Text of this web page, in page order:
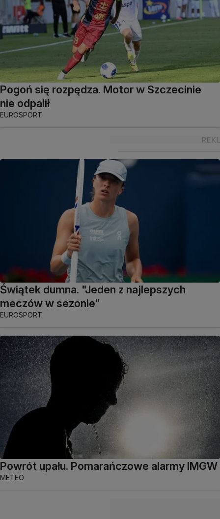
Pogoń się rozpędza. Motor w Szczecinie
nie odpalił
EUROSPORT
Świątek dumna. "Jeden z najlepszych
meczów w sezonie"
EUROSPORT
Powrót upału. Pomarańczowe alarmy IMGW
METEO